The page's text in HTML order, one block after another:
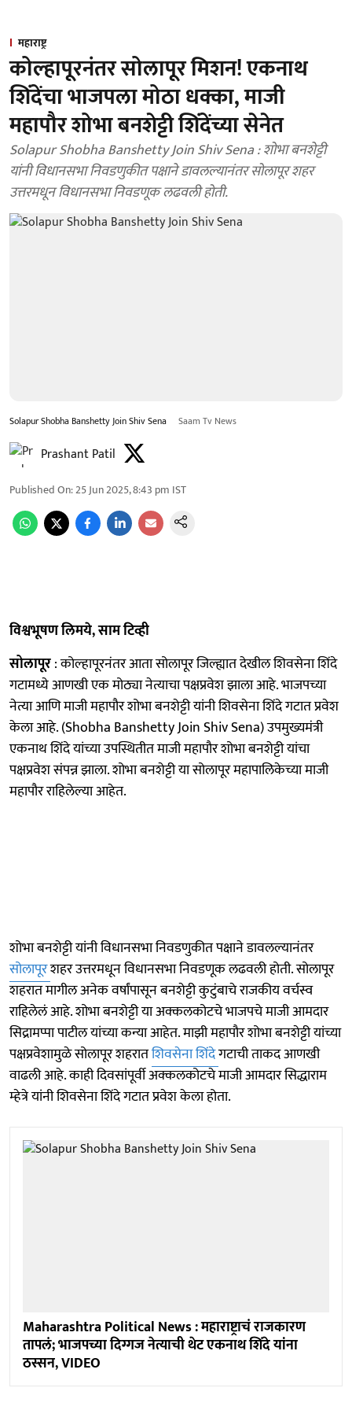
महाराष्ट्र
कोल्हापूरनंतर सोलापूर मिशन! एकनाथ
शिंदेंचा भाजपला मोठा धक्का, माजी
महापौर शोभा बनशेट्टी शिंदेंच्या सेनेत
Solapur Shobha Banshetty Join Shiv Sena : शोभा बनशेट्टी
यांनी विधानसभा निवडणुकीत पक्षाने डावलल्यानंतर सोलापूर शहर
उत्तरमधून विधानसभा निवडणूक लढवली होती.
Solapur Shobha Banshetty Join Shiv Sena Saam Tv News
Prashant Patil
Published On:25 Jun 2025, 8:43 pm IST
विश्वभूषण लिमये, साम टिव्ही
सोलापूर: कोल्हापूरनंतर आता सोलापूर जिल्ह्यात देखील शिवसेना शिंदे
गटामध्ये आणखी एक मोठ्या नेत्याचा पक्षप्रवेश झाला आहे. भाजपच्या
नेत्या आणि माजी महापौर शोभा बनशेट्टी यांनी शिवसेना शिंदे गटात प्रवेश
केला आहे. (Shobha Banshetty Join Shiv Sena) उपमुख्यमंत्री
एकनाथ शिंदे यांच्या उपस्थितीत माजी महापौर शोभा बनशेट्टी यांचा
पक्षप्रवेश संपन्न झाला. शोभा बनशेट्टी या सोलापूर महापालिकेच्या माजी
महापौर राहिलेल्या आहेत.
शोभा बनशेट्टी यांनी विधानसभा निवडणुकीत पक्षाने डावलल्यानंतर
सोलापूरशहर उत्तरमधून विधानसभा निवडणूक लढवली होती. सोलापूर
शहरात मागील अनेक वर्षांपासून बनशेट्टी कुटुंबाचे राजकीय वर्चस्व
राहिलेलं आहे. शोभा बनशेट्टी या अक्कलकोटचे भाजपचे माजी आमदार
सिद्रामप्पा पाटील यांच्या कन्या आहेत. माझी महापौर शोभा बनशेट्टी यांच्या
पक्षप्रवेशामुळे सोलापूर शहरातशिवसेना शिंदेगटाची ताकद आणखी
वाढली आहे. काही दिवसांपूर्वी अक्कलकोटचे माजी आमदार सिद्धाराम
म्हेत्रे यांनी शिवसेना शिंदे गटात प्रवेश केला होता.
Maharashtra Political News : महाराष्ट्राचं राजकारण
तापलं; भाजपच्या दिग्गज नेत्याची थेट एकनाथ शिंदे यांना
ठस्सन, VIDEO